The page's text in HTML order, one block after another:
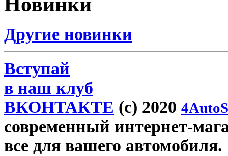
Другие новинки
Вступай
в наш клуб
ВКОНТАКТЕ (c) 2020
современный интернет-
все для вашего автомобиля.